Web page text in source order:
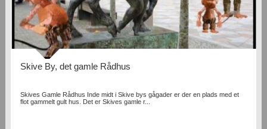
Skive By, det gamle Rådhus
Skives Gamle Rådhus Inde midt i Skive bys gågader er der en plads med et
flot gammelt gult hus. Det er Skives gamle r...